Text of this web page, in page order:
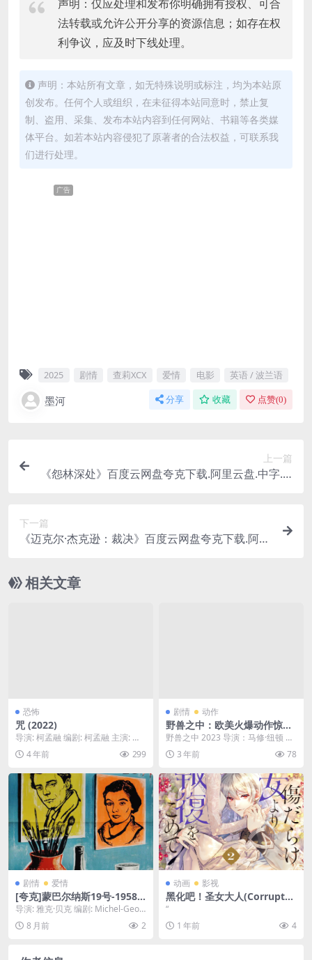
声明：仅应处理和发布你明确拥有授权、可合
法转载或允许公开分享的资源信息；如存在权
利争议，应及时下线处理。
声明：本站所有文章，如无特殊说明或标注，均为本站原
创发布。任何个人或组织，在未征得本站同意时，禁止复
制、盗用、采集、发布本站内容到任何网站、书籍等各类媒
体平台。如若本站内容侵犯了原著者的合法权益，可联系我
们进行处理。
广告
2025 剧情 查莉XCX 爱情 电影 英语 / 波兰语
墨河 分享 收藏 点赞(0)
上一篇
《怨林深处》百度云网盘夸克下载.阿里云盘.中字.(2
下一篇
《迈克尔·杰克逊：裁决》百度云网盘夸克下载.阿里
相关文章
恐怖
咒 (2022)
导演: 柯孟融 编剧: 柯孟融 主演: 蔡
亘晏 / 黄歆庭 / 高英轩 / 林敬...
4 年前 299
剧情 动作
野兽之中：欧美火爆动作惊悚
电影??Among the Beasts 2
023
野兽之中 2023 导演：马修·纽顿 编
剧：马修·纽顿 主演：托利·基特尔
斯/莉...
3 年前 78
剧情 爱情
[夸克]蒙巴尔纳斯19号-1958-1
080P影迷公认最佳源-剧情/传
记-[FR]
导演: 雅克·贝克 编剧: Michel-Geor
ges Michel / 雅克...
8 月前 2
动画 影视
黑化吧！圣女大人(Corrupted
Saintess)-2025-动画/奇幻/战
斗-免费下载 🇯🇵在遭受背叛与
陷害后，曾经纯洁善良的圣
“
1 年前
4